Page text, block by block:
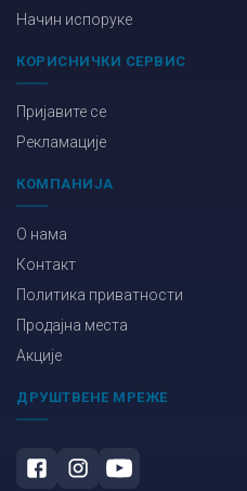
Начин испоруке
КОРИСНИЧКИ СЕРВИС
Пријавите се
Рекламације
КОМПАНИЈА
О нама
Контакт
Политика приватности
Продајна места
Акције
ДРУШТВЕНЕ МРЕЖЕ